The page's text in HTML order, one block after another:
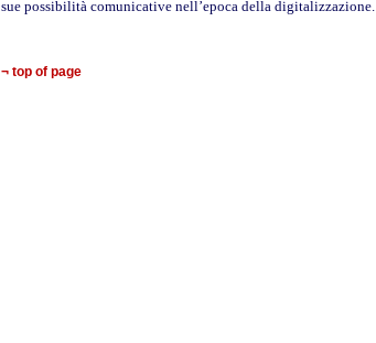
sue possibilità comunicative nell’epoca della digitalizzazione.
¬ top of page